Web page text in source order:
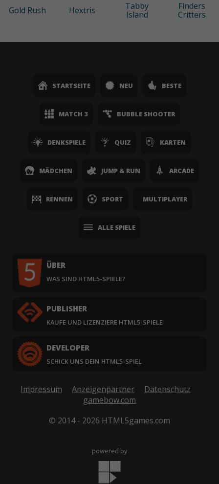
Gold Rush Hextris
Tabby
Island
Finders
Critters
STARTSEITE NEU BESTE
MATCH 3 BUBBLE SHOOTER
DENKSPIELE QUIZ KARTEN
MÄDCHEN JUMP & RUN ARCADE
RENNEN SPORT MULTIPLAYER
ALLE SPIELE
ÜBER
WAS SIND HTML5-SPIELE?
PUBLISHER
KAUFE UND LIZENZIERE HTML5-SPIELE
DEVELOPER
SCHICK UNS DEIN HTML5-SPIEL
Impressum Anzeigenpartner
Datenschutz
gamebow.com
© 2014 - 2026 HTML5games.com
powered by